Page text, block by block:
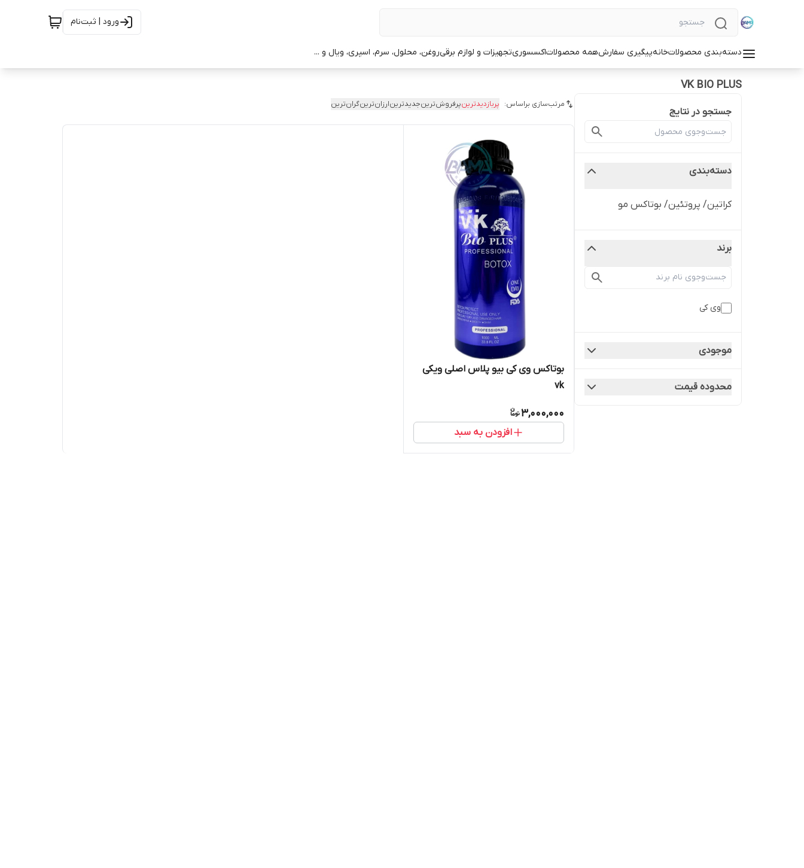
ورود | ثبت‌نام
دسته‌بندی محصولاتخانهپیگیری سفارشهمه محصولاتاکسسوریتجهیزات و لوازم برقیروغن، محلول، سرم، اسپری، ویال و ...
VK BIO PLUS
جستجو در نتایج
دسته‌بندی
کراتین/ پروتئین/ بوتاکس مو
برند
وی کی
موجودی
محدوده قیمت
مرتب‌سازی براساس: پربازدیدترینپرفروش‌ترینجدیدترینارزان‌ترینگران‌ترین
بوتاکس وی کی بیو پلاس اصلی ویکی
vk
3,000,000
افزودن به سبد